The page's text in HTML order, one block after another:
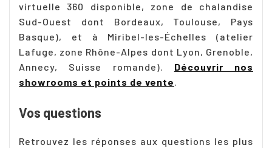
virtuelle 360 disponible, zone de chalandise
Sud-Ouest dont Bordeaux, Toulouse, Pays
Basque), et à Miribel-les-Échelles (atelier
Lafuge, zone Rhône-Alpes dont Lyon, Grenoble,
Annecy, Suisse romande). Découvrir nos
showrooms et points de vente.
Vos questions
Retrouvez les réponses aux questions les plus